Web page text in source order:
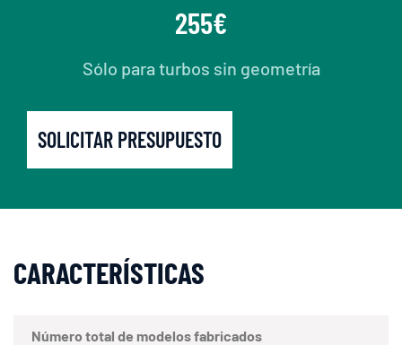
255€
Sólo para turbos sin geometría
SOLICITAR PRESUPUESTO
CARACTERÍSTICAS
Número total de modelos fabricados